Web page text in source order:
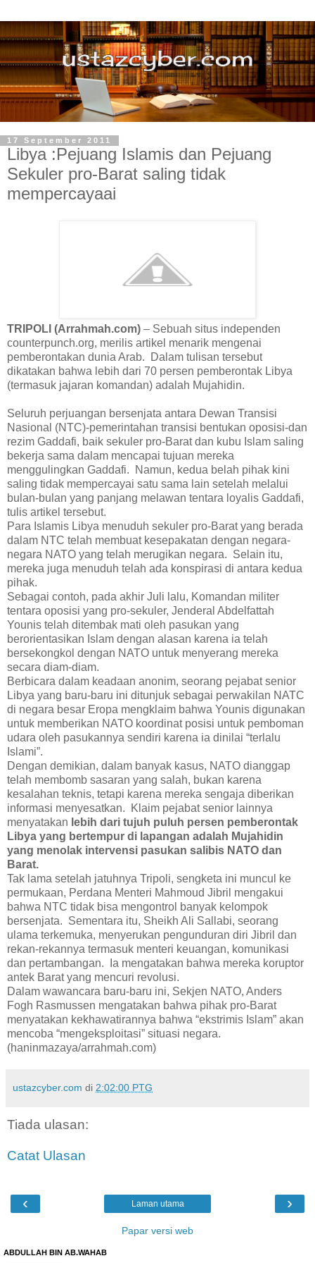
17 September 2011
Libya :Pejuang Islamis dan Pejuang
Sekuler pro-Barat saling tidak
mempercayaai
TRIPOLI (Arrahmah.com) – Sebuah situs independen
counterpunch.org, merilis artikel menarik mengenai
pemberontakan dunia Arab. Dalam tulisan tersebut
dikatakan bahwa lebih dari 70 persen pemberontak Libya
(termasuk jajaran komandan) adalah Mujahidin.
Seluruh perjuangan bersenjata antara Dewan Transisi
Nasional (NTC)-pemerintahan transisi bentukan oposisi-dan
rezim Gaddafi, baik sekuler pro-Barat dan kubu Islam saling
bekerja sama dalam mencapai tujuan mereka
menggulingkan Gaddafi. Namun, kedua belah pihak kini
saling tidak mempercayai satu sama lain setelah melalui
bulan-bulan yang panjang melawan tentara loyalis Gaddafi,
tulis artikel tersebut.
Para Islamis Libya menuduh sekuler pro-Barat yang berada
dalam NTC telah membuat kesepakatan dengan negara-
negara NATO yang telah merugikan negara. Selain itu,
mereka juga menuduh telah ada konspirasi di antara kedua
pihak.
Sebagai contoh, pada akhir Juli lalu, Komandan militer
tentara oposisi yang pro-sekuler, Jenderal Abdelfattah
Younis telah ditembak mati oleh pasukan yang
berorientasikan Islam dengan alasan karena ia telah
bersekongkol dengan NATO untuk menyerang mereka
secara diam-diam.
Berbicara dalam keadaan anonim, seorang pejabat senior
Libya yang baru-baru ini ditunjuk sebagai perwakilan NATC
di negara besar Eropa mengklaim bahwa Younis digunakan
untuk memberikan NATO koordinat posisi untuk pemboman
udara oleh pasukannya sendiri karena ia dinilai “terlalu
Islami”.
Dengan demikian, dalam banyak kasus, NATO dianggap
telah membomb sasaran yang salah, bukan karena
kesalahan teknis, tetapi karena mereka sengaja diberikan
informasi menyesatkan. Klaim pejabat senior lainnya
menyatakan lebih dari tujuh puluh persen pemberontak
Libya yang bertempur di lapangan adalah Mujahidin
yang menolak intervensi pasukan salibis NATO dan
Barat.
Tak lama setelah jatuhnya Tripoli, sengketa ini muncul ke
permukaan, Perdana Menteri Mahmoud Jibril mengakui
bahwa NTC tidak bisa mengontrol banyak kelompok
bersenjata. Sementara itu, Sheikh Ali Sallabi, seorang
ulama terkemuka, menyerukan pengunduran diri Jibril dan
rekan-rekannya termasuk menteri keuangan, komunikasi
dan pertambangan. Ia mengatakan bahwa mereka koruptor
antek Barat yang mencuri revolusi.
Dalam wawancara baru-baru ini, Sekjen NATO, Anders
Fogh Rasmussen mengatakan bahwa pihak pro-Barat
menyatakan kekhawatirannya bahwa “ekstrimis Islam” akan
mencoba “mengeksploitasi” situasi negara.
(haninmazaya/arrahmah.com)
ustazcyber.com di 2:02:00 PTG
Tiada ulasan:
Catat Ulasan
‹ ›
Laman utama
Papar versi web
ABDULLAH BIN AB.WAHAB